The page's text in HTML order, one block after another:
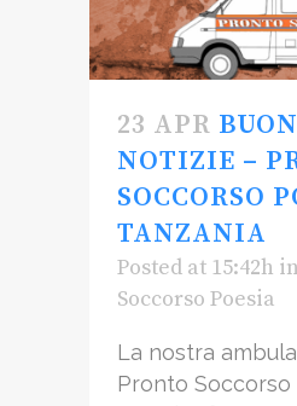
23 APR
NOTIZIE –
SOCCORSO
TANZANIA
Posted at 15:42h in
Soccorso Poesia
La nostra
Pronto Soccorso